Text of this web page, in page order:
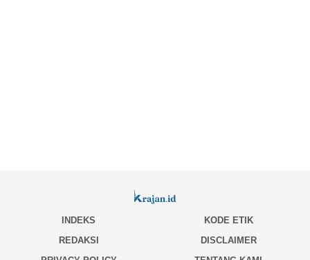
INDEKS
KODE ETIK
REDAKSI
DISCLAIMER